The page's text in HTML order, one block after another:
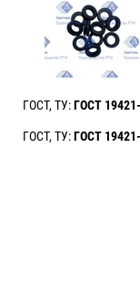
ГОСТ, ТУ:ГОСТ
ГОСТ, ТУ:ГОСТ